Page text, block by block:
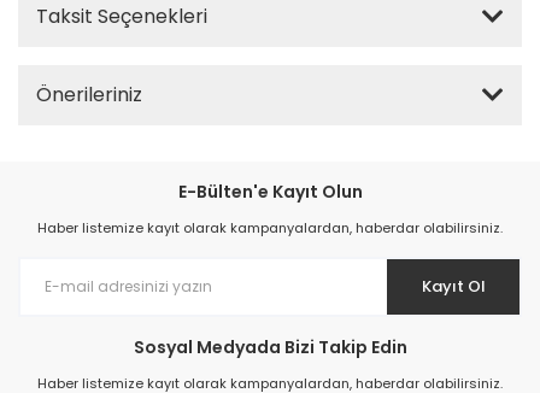
Taksit Seçenekleri
Önerileriniz
E-Bülten'e Kayıt Olun
Haber listemize kayıt olarak kampanyalardan, haberdar olabilirsiniz.
Kayıt Ol
Sosyal Medyada Bizi Takip Edin
Haber listemize kayıt olarak kampanyalardan, haberdar olabilirsiniz.